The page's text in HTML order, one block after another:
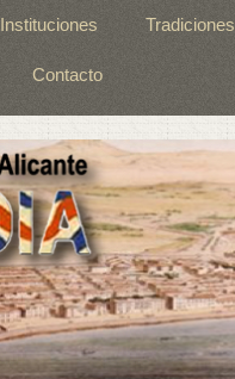
Instituciones Tradiciones
Contacto